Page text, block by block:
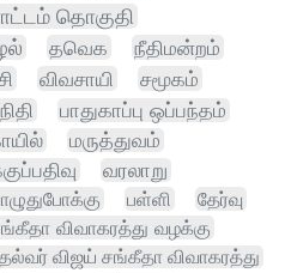
தொகுதி
தவெக
நீதிமன்றம்
விவசாயி
சமூகம்
பாதுகாப்பு ஒப்பந்தம்
மருத்துவம்
வரலாறு
பள்ளி
தேர்வு
விவாகரத்து வழக்கு
விஜய் சங்கீதா விவாகரத்து